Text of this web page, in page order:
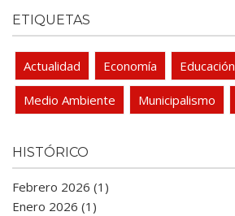
ETIQUETAS
Actualidad Economía Educación
Medio Ambiente Municipalismo
HISTÓRICO
Febrero 2026 (1)
Enero 2026 (1)